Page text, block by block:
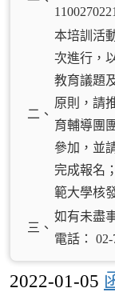
二、
本培訓活
次進行，
教育議題
原則，請
育輔導團
參加，並
完成報名
範大學核
三、
如有未盡
電話： 02-
2022-01-05